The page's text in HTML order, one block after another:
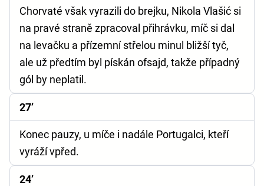
Chorvaté však vyrazili do brejku, Nikola Vlašić si
na pravé straně zpracoval přihrávku, míč si dal
na levačku a přízemní střelou minul bližší tyč,
ale už předtím byl pískán ofsajd, takže případný
gól by neplatil.
27’
Konec pauzy, u míče i nadále Portugalci, kteří
vyráží vpřed.
24’